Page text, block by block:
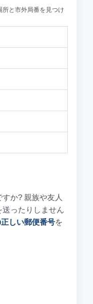
所と市外局番を見つけ
か? 親族や友人
ったりしません
しい郵便番号を